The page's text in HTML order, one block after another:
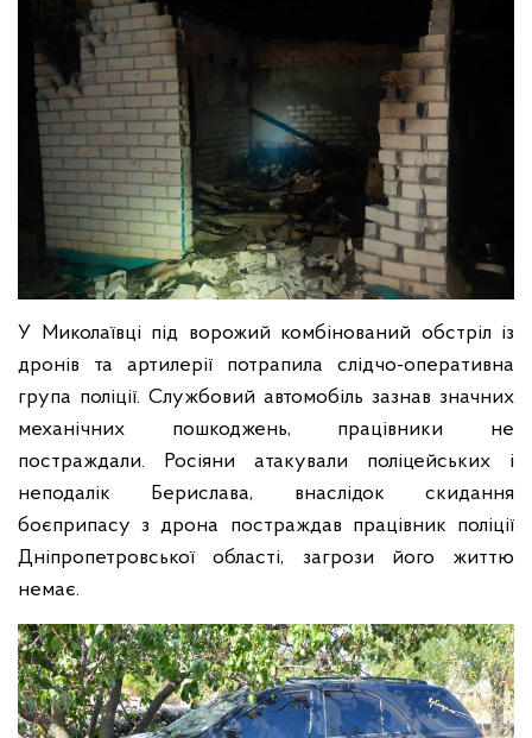
У Миколаївці під ворожий комбінований обстріл із
дронів та артилерії потрапила слідчо-оперативна
група поліції. Службовий автомобіль зазнав значних
механічних пошкоджень, працівники не
постраждали. Росіяни атакували поліцейських і
неподалік Берислава, внаслідок скидання
боєприпасу з дрона постраждав працівник поліції
Дніпропетровської області, загрози його життю
немає.